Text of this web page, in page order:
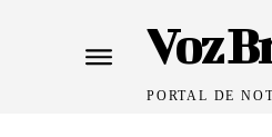
Voz
PORTAL DE